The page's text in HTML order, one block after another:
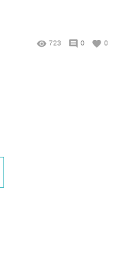
723 0 0